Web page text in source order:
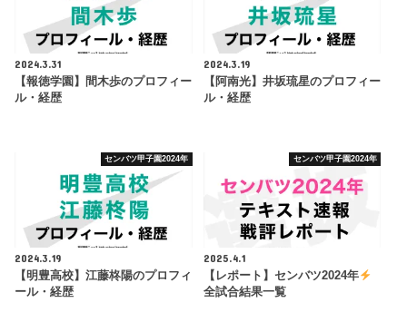
2024.3.31
【報徳学園】間木歩のプロフィー
ル・経歴
2024.3.19
【阿南光】井坂琉星のプロフィー
ル・経歴
センバツ甲子園2024年
2024.3.19
【明豊高校】江藤柊陽のプロフィ
ール・経歴
センバツ甲子園2024年
2025.4.1
【レポート】センバツ2024年
全試合結果一覧